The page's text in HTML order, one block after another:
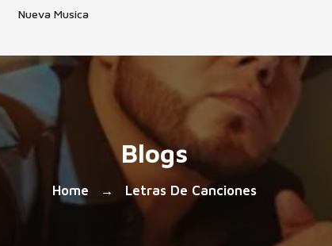
Nueva Musica
Blogs
Home → Letras De Canciones